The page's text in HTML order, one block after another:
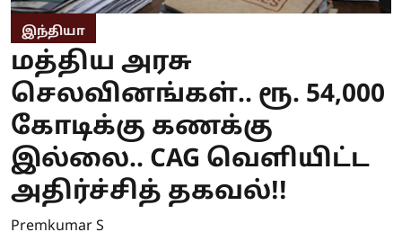
இந்தியா
மத்திய அரசு
செலவினங்கள்.. ரூ. 54,000
கோடிக்கு கணக்கு
இல்லை.. CAG வெளியிட்ட
அதிர்ச்சித் தகவல்!!
Premkumar S